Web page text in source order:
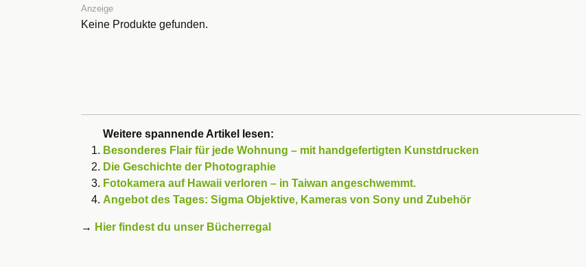
Anzeige
Keine Produkte gefunden.
Weitere spannende Artikel lesen:
Besonderes Flair für jede Wohnung – mit handgefertigten Kunstdrucken
Die Geschichte der Photographie
Fotokamera auf Hawaii verloren – in Taiwan angeschwemmt.
Angebot des Tages: Sigma Objektive, Kameras von Sony und Zubehör
→ Hier findest du unser Bücherregal